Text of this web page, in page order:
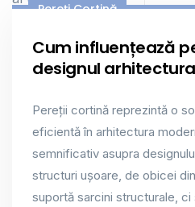
Pereți Cortină
Cum influențează
designul
Pereții cortină reprezintă o
eficientă în arhitectura
semnificativ asupra
structuri ușoare, de obicei
suportă sarcini structurale, ci